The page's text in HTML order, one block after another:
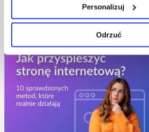
Personalizuj
Odrzuć